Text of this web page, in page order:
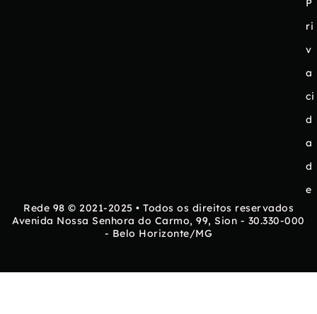
P
ri
v
a
ci
d
a
d
e
Rede 98 © 2021-2025 • Todos os direitos reservados
Avenida Nossa Senhora do Carmo, 99, Sion - 30.330-000
- Belo Horizonte/MG